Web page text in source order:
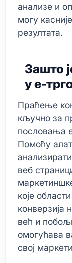
анализе и
могу
резултата.
Зашто
у е-
Праћење
кључно за
пословања
Помоћу
веб
које
конверзија
већ и
омогућава
свој